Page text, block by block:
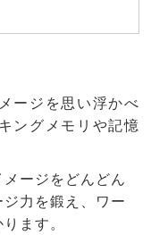
ージを思い浮かべ
ングメモリや記憶
ージをどんどん
力を鍛え、ワー
ます。